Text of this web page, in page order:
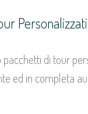
Personalizzati
pacchetti di tour
ed in completa